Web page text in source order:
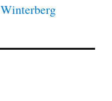
Winterberg